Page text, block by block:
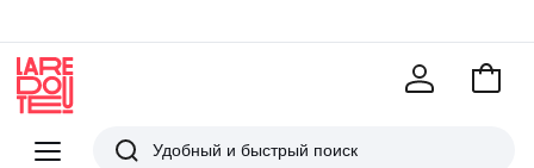
Меню
Redoute
Поиск
В